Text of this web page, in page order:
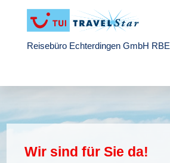
Reisebüro Echterdingen GmbH RBE
Wir sind für Sie da!